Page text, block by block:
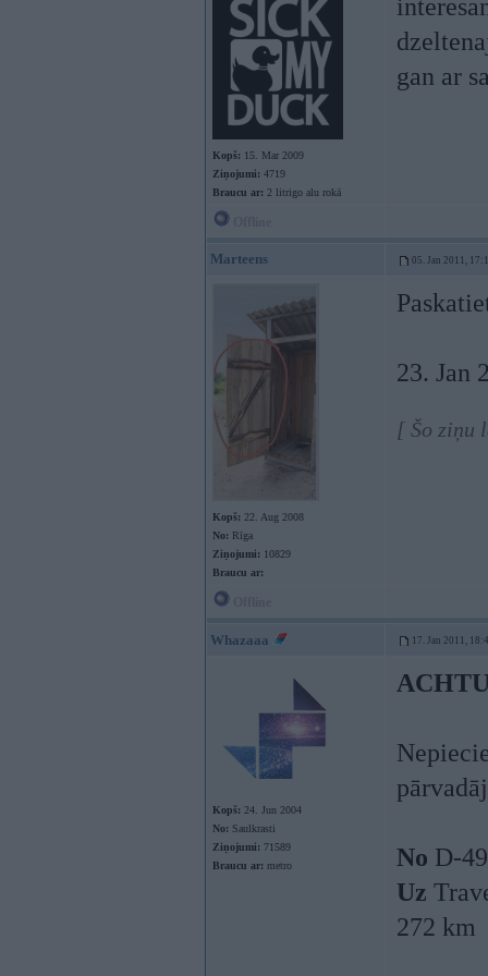
Kopš: 15. Mar 2009
Ziņojumi: 4719
Braucu ar: 2 litrigo alu rokā
gan ar
Marteens 05. Jan 2011,
Kopš: 22. Aug 2008
No: Rīga
Ziņojumi: 10829
Braucu ar:
23. Jan
[ Šo ziņu
Whazaaa 17. Jan 2011,
Kopš: 24. Jun 2004
No: Saulkrasti
Ziņojumi: 71589
Braucu ar: metro No D-
Uz
272 km